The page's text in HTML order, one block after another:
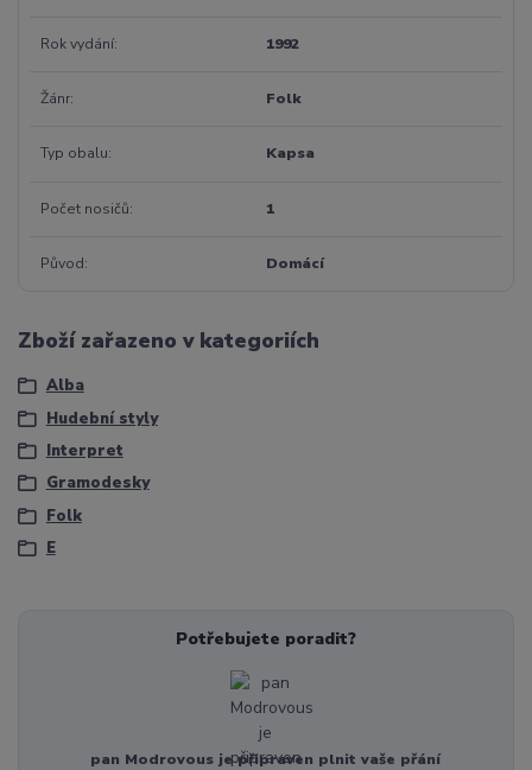
Rok vydání 1992
Žánr Folk
Typ obalu Kapsa
Počet nosičů 1
Původ Domácí
Zboží zařazeno v kategoriích
Alba
Hudební styly
Interpret
Gramodesky
Folk
E
Potřebujete poradit?
pan Modrovous je připraven plnit vaše přání